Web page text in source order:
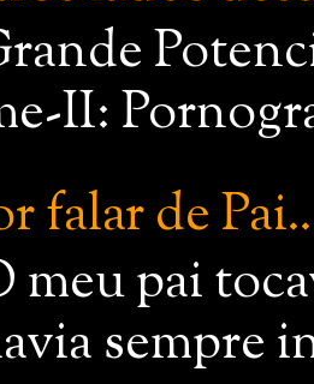
II:
falar de
meu pai
sempre